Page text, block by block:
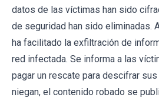
datos de las víctimas han sido
de seguridad han sido eliminadas.
ha facilitado la exfiltración de
red infectada. Se informa a las
pagar un rescate para descifrar
niegan, el contenido robado se